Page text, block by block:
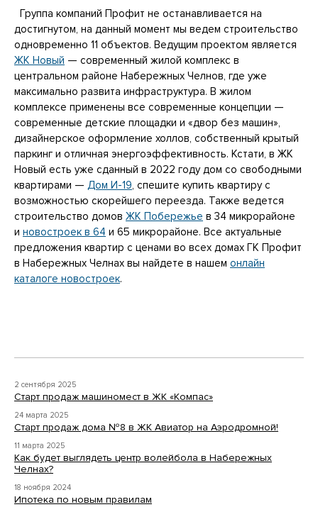
Группа компаний Профит не останавливается на
достигнутом, на данный момент мы ведем строительство
одновременно 11 объектов. Ведущим проектом является
ЖК Новый — современный жилой комплекс в
центральном районе Набережных Челнов, где уже
максимально развита инфраструктура. В жилом
комплексе применены все современные концепции —
современные детские площадки и «двор без машин»,
дизайнерское оформление холлов, собственный крытый
паркинг и отличная энергоэффективность. Кстати, в ЖК
Новый есть уже сданный в 2022 году дом со свободными
квартирами — Дом И-19, спешите купить квартиру с
возможностью скорейшего переезда. Также ведется
строительство домов ЖК Побережье в 34 микрорайоне
и новостроек в 64 и 65 микрорайоне. Все актуальные
предложения квартир с ценами во всех домах ГК Профит
в Набережных Челнах вы найдете в нашем онлайн
каталоге новостроек.
2 сентября 2025
Старт продаж машиномест в ЖК «Компас»
24 марта 2025
Старт продаж дома №8 в ЖК Авиатор на Аэродромной!
11 марта 2025
Как будет выглядеть центр волейбола в Набережных
Челнах?
18 ноября 2024
Ипотека по новым правилам